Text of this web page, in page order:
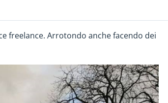
freelance. Arrotondo anche facendo dei